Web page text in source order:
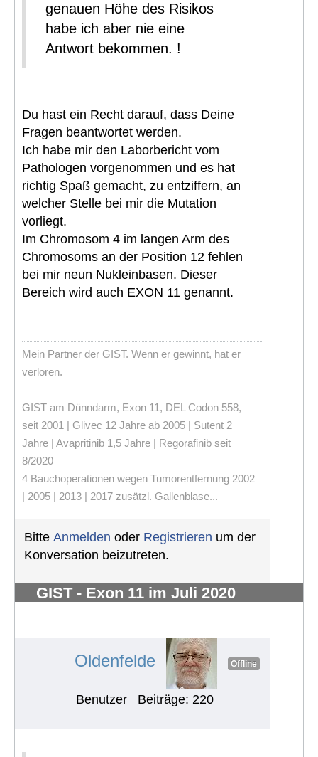
genauen Höhe des Risikos
habe ich aber nie eine
Antwort bekommen. !
Du hast ein Recht darauf, dass Deine
Fragen beantwortet werden.
Ich habe mir den Laborbericht vom
Pathologen vorgenommen und es hat
richtig Spaß gemacht, zu entziffern, an
welcher Stelle bei mir die Mutation
vorliegt.
Im Chromosom 4 im langen Arm des
Chromosoms an der Position 12 fehlen
bei mir neun Nukleinbasen. Dieser
Bereich wird auch EXON 11 genannt.
Mein Partner der GIST. Wenn er gewinnt, hat er
verloren.
GIST am Dünndarm, Exon 11, DEL Codon 558,
seit 2001 | Glivec 12 Jahre ab 2005 | Sutent 2
Jahre | Avapritinib 1,5 Jahre | Regorafinib seit
8/2020
4 Bauchoperationen wegen Tumorentfernung 2002
| 2005 | 2013 | 2017 zusätzl. Gallenblase...
Bitte Anmelden oder Registrieren um der
Konversation beizutreten.
GIST - Exon 11 im Juli 2020
Oldenfelde Offline
Benutzer Beiträge: 220